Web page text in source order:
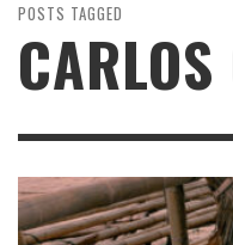
POSTS TAGGED